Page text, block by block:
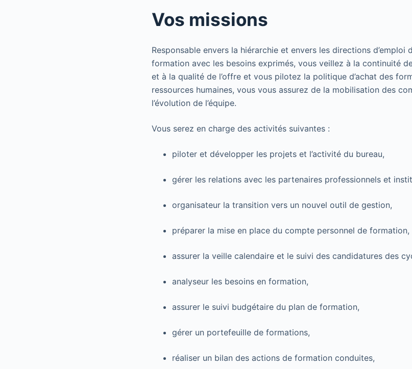
Vos missions
Responsable envers la hiérarchie et envers les directions d’emploi
formation avec les besoins exprimés, vous veillez à la continuité
et à la qualité de l’offre et vous pilotez la politique d’achat des
ressources humaines, vous vous assurez de la mobilisation des
l’évolution de l’équipe.
Vous serez en charge des activités suivantes :
piloter et développer les projets et l’activité du bureau,
gérer les relations avec les partenaires professionnels et
organisateur la transition vers un nouvel outil de gestion,
préparer la mise en place du compte personnel de formation,
assurer la veille calendaire et le suivi des candidatures des
analyseur les besoins en formation,
assurer le suivi budgétaire du plan de formation,
gérer un portefeuille de formations,
réaliser un bilan des actions de formation conduites,